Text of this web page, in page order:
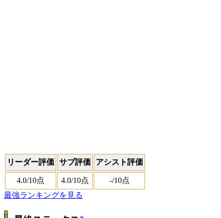
リーダー評価 サブ評価 アシスト評価
4.0/10点 4.0/10点 -/10点
最強ランキングを見る